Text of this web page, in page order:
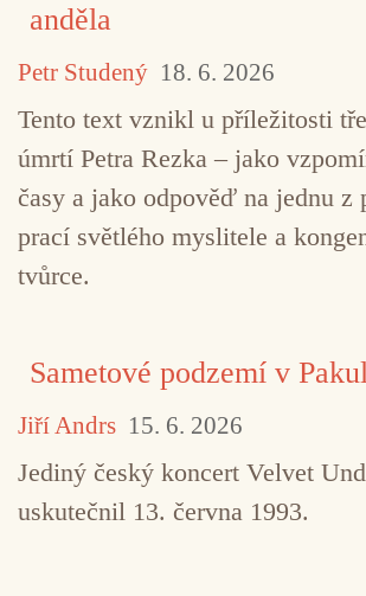
anděla
Petr Studený 18. 6. 2026
Tento text vznikl u příležitosti
úmrtí Petra Rezka – jako
časy a jako odpověď na jednu z
prací světlého myslitele a
tvůrce.
Sametové podzemí v
Jiří Andrs 15. 6. 2026
Jediný český koncert Velvet
uskutečnil 13. června 1993.